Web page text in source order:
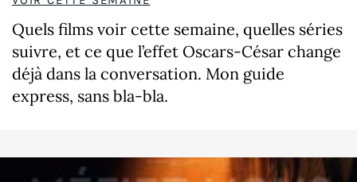
Quels films voir cette semaine, quelles séries
suivre, et ce que l’effet Oscars-César change
déjà dans la conversation. Mon guide
express, sans bla-bla.